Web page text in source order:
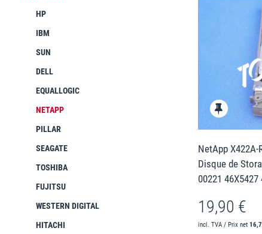
HP
IBM
SUN
DELL
EQUALLOGIC
NETAPP
PILLAR
SEAGATE
TOSHIBA
FUJITSU
WESTERN DIGITAL
HITACHI
NetApp X422A-
Disque de
00221 46X5427
19,90 €
incl. TVA / Prix net